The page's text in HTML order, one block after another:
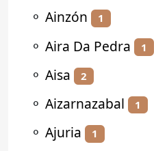
⚬ Ainzón 1
⚬ Aira Da Pedra 1
⚬ Aisa 2
⚬ Aizarnazabal 1
⚬ Ajuria 1